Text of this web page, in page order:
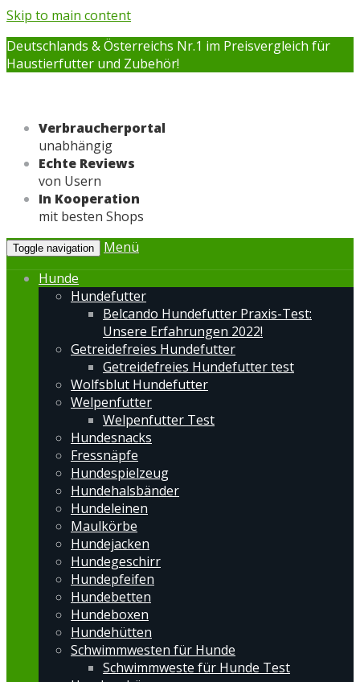
Skip to main content
Deutschlands & Österreichs Nr.1 im Preisvergleich für
Haustierfutter und Zubehör!
Verbraucherportal
unabhängig
Echte Reviews
von Usern
In Kooperation
mit besten Shops
Toggle navigation
Menü
Hunde
Hundefutter
Belcando Hundefutter Praxis-Test:
Unsere Erfahrungen 2022!
Getreidefreies Hundefutter
Getreidefreies Hundefutter test
Wolfsblut Hundefutter
Welpenfutter
Welpenfutter Test
Hundesnacks
Fressnäpfe
Hundespielzeug
Hundehalsbänder
Hundeleinen
Maulkörbe
Hundejacken
Hundegeschirr
Hundepfeifen
Hundebetten
Hundeboxen
Hundehütten
Schwimmwesten für Hunde
Schwimmweste für Hunde Test